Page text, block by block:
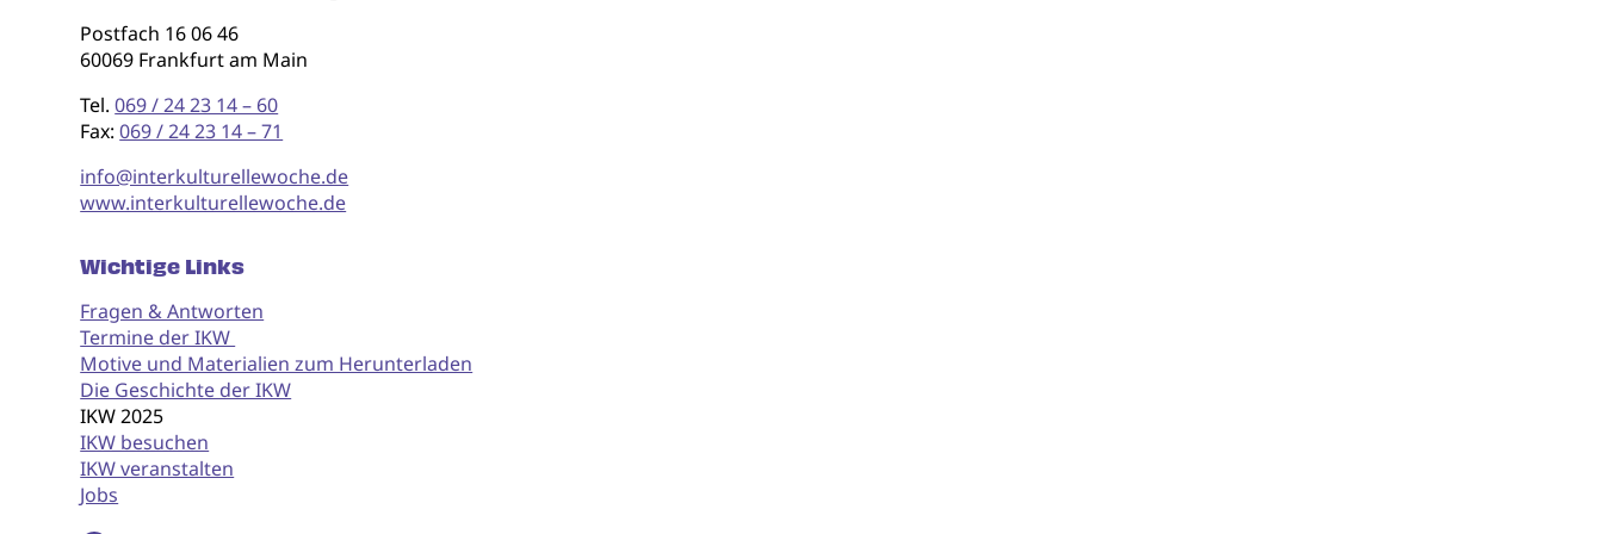
Postfach 16 06 46
60069 Frankfurt am Main
Tel.069 / 24 23 14 – 60
Fax:069 / 24 23 14 – 71
info@interkulturellewoche.de
www.interkulturellewoche.de
Wichtige Links
Fragen & Antworten
Termine der IKW
Motive und Materialien zum Herunterladen
Die Geschichte der IKW
IKW 2025
IKW besuchen
IKW veranstalten
Jobs